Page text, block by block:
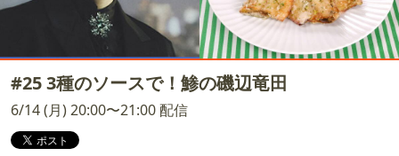
#25 3種のソースで！鯵の磯辺竜田
6/14 (月) 20:00〜21:00 配信